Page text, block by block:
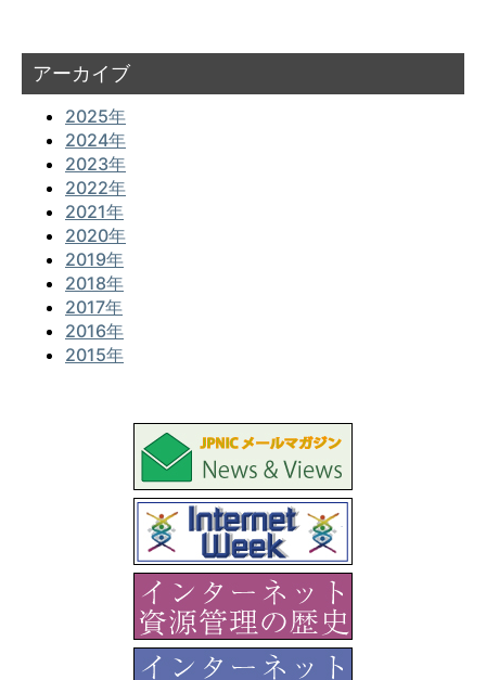
アーカイブ
2025年
2024年
2023年
2022年
2021年
2020年
2019年
2018年
2017年
2016年
2015年